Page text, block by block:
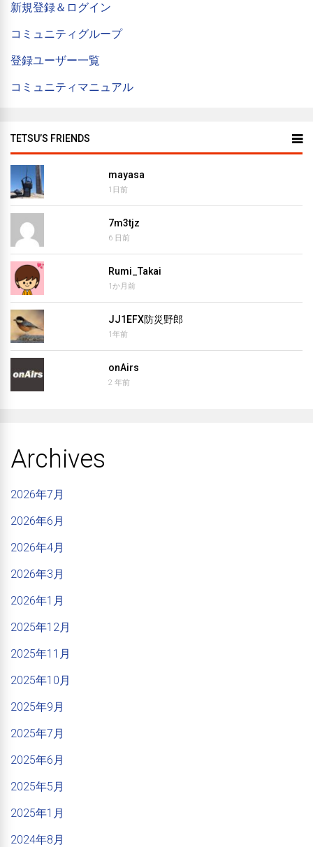
新規登録＆ログイン
コミュニティグループ
登録ユーザー一覧
コミュニティマニュアル
TETSU’S FRIENDS
mayasa
1日前
7m3tjz
6 日前
Rumi_Takai
1か月前
JJ1EFX防災野郎
1年前
onAirs
2 年前
Archives
2026年7月
2026年6月
2026年4月
2026年3月
2026年1月
2025年12月
2025年11月
2025年10月
2025年9月
2025年7月
2025年6月
2025年5月
2025年1月
2024年8月